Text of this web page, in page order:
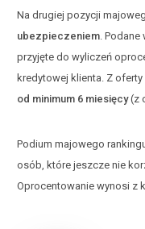
Na drugiej pozycji
ubezpieczeniem. Podane
przyjęte do wyliczeń
kredytowej klienta. Z
od minimum 6 miesięcy(z
Podium majowego
osób, które jeszcze nie
Oprocentowanie wynosi z